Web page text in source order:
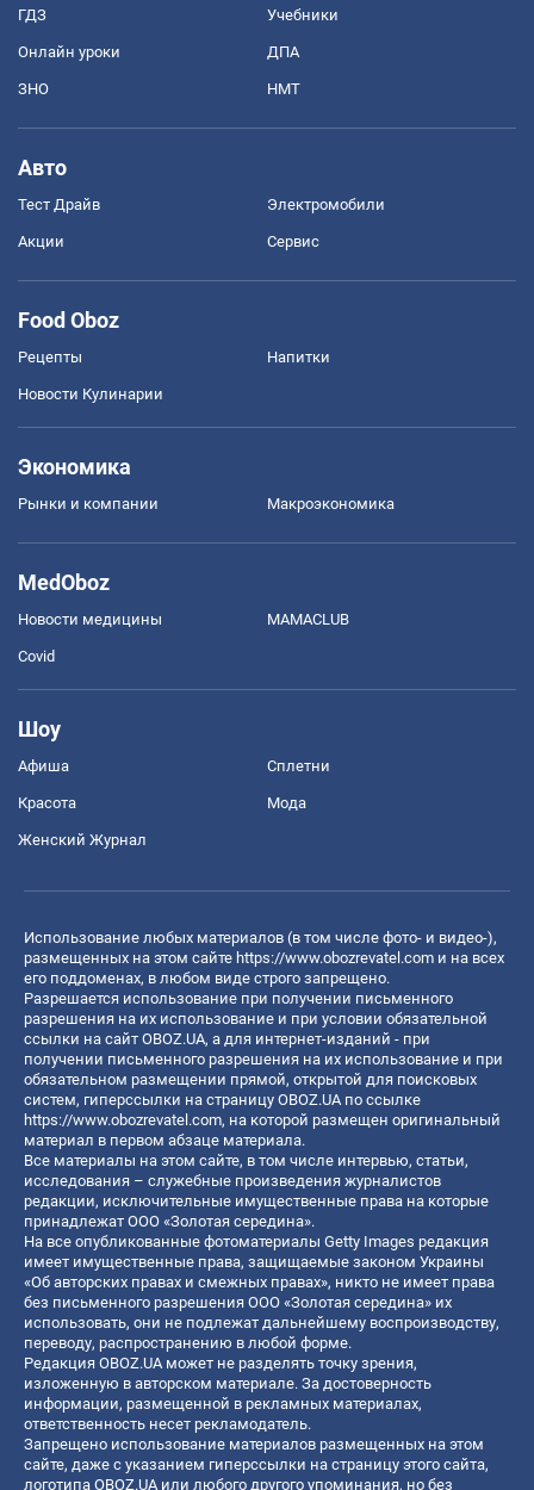
ГДЗ Учебники
Онлайн уроки ДПА
ЗНО НМТ
Авто
Тест Драйв Электромобили
Акции Сервис
Food Oboz
Рецепты Напитки
Новости Кулинарии
Экономика
Рынки и компании Mакроэкономика
MedOboz
Новости медицины MAMACLUB
Covid
Шоу
Афиша Сплетни
Красота Мода
Женский Журнал
Использование любых материалов (в том числе фото- и видео-),
размещенных на этом сайте https://www.obozrevatel.com и на всех
его поддоменах, в любом виде строго запрещено.
Разрешается использование при получении письменного
разрешения на их использование и при условии обязательной
ссылки на сайт OBOZ.UA, а для интернет-изданий - при
получении письменного разрешения на их использование и при
обязательном размещении прямой, открытой для поисковых
систем, гиперссылки на страницу OBOZ.UA по ссылке
https://www.obozrevatel.com, на которой размещен оригинальный
материал в первом абзаце материала.
Все материалы на этом сайте, в том числе интервью, статьи,
исследования – служебные произведения журналистов
редакции, исключительные имущественные права на которые
принадлежат ООО «Золотая середина».
На все опубликованные фотоматериалы Getty Images редакция
имеет имущественные права, защищаемые законом Украины
«Об авторских правах и смежных правах», никто не имеет права
без письменного разрешения ООО «Золотая середина» их
использовать, они не подлежат дальнейшему воспроизводству,
переводу, распространению в любой форме.
Редакция OBOZ.UA может не разделять точку зрения,
изложенную в авторском материале. За достоверность
информации, размещенной в рекламных материалах,
ответственность несет рекламодатель.
Запрещено использование материалов размещенных на этом
сайте, даже с указанием гиперссылки на страницу этого сайта,
логотипа OBOZ.UA или любого другого упоминания, но без